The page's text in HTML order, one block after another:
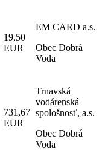
19,50
EUR
EM CARD a.s.
Obec Dobrá
Voda
731,67
EUR
Trnavská
vodárenská
spološnosť, a.s.
Obec Dobrá
Voda